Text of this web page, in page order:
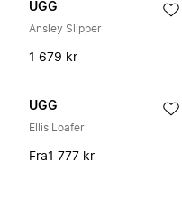
UGG
Ansley Slipper
1 679 kr
UGG
Ellis Loafer
Fra1 777 kr